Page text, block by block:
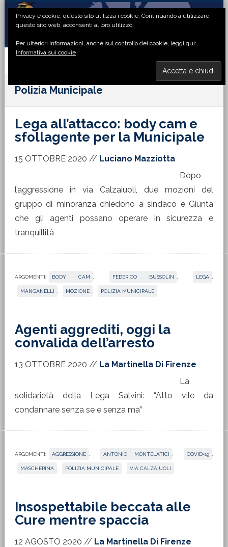
Passa
primaria
Passa
principale
Passa
laterale
Passa
di
Polizia Municipale
Lega all’attacco: body cam e
sfollagente per la Municipale
15 OTTOBRE 2020 // Luciano Mazziotta
Dopo
l’aggressione in via Calzaiuoli, due mozioni del
gruppo di minoranza chiedono a sindaco e Giunta
che gli agenti possano operare in sicurezza e
tranquillità
ARGOMENTI: BODY CAM FEDERICO BUSSOLIN LEGA
MANGANELLI MOZIONE POLIZIA MUNICIPALE
Agenti aggrediti, oggi la
convalida dell’arresto
13 OTTOBRE 2020 // La Martinella Di Firenze
La
solidarietà della Lega Salvini: “Atto vile da
condannare senza se e senza ma”
ARGOMENTI: AGGRESSIONE ANTONIO MONTELATICI COVID-19
MASCHERINA POLIZIA MUNICIPALE VIA CALZAIUOLI
Insospettabile beccata alle
Cure mentre spaccia
12 AGOSTO 2020 // La Martinella Di Firenze
Privacy e cookie: questo sito utilizza i cookie. Continuando a utilizzare
questo sito web, acconsenti al loro utilizzo.
Per ulteriori informazioni, anche sul controllo dei cookie, leggi qui:
Informativa sui cookie